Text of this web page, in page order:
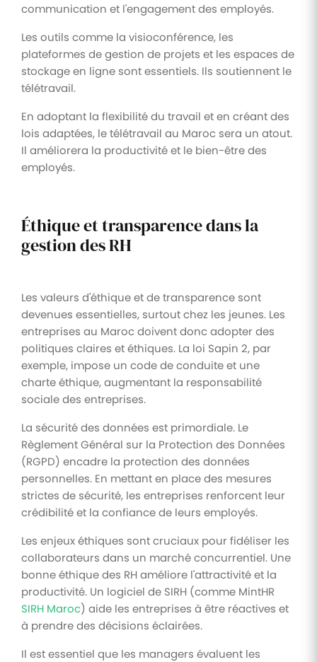
communication et l'engagement des employés.
Les outils comme la visioconférence, les
plateformes de gestion de projets et les espaces de
stockage en ligne sont essentiels. Ils soutiennent le
télétravail.
En adoptant la flexibilité du travail et en créant des
lois adaptées, le télétravail au Maroc sera un atout.
Il améliorera la productivité et le bien-être des
employés.
Éthique et transparence dans la
gestion des RH
Les valeurs d'éthique et de transparence sont
devenues essentielles, surtout chez les jeunes. Les
entreprises au Maroc doivent donc adopter des
politiques claires et éthiques. La loi Sapin 2, par
exemple, impose un code de conduite et une
charte éthique, augmentant la responsabilité
sociale des entreprises.
La sécurité des données est primordiale. Le
Règlement Général sur la Protection des Données
(RGPD) encadre la protection des données
personnelles. En mettant en place des mesures
strictes de sécurité, les entreprises renforcent leur
crédibilité et la confiance de leurs employés.
Les enjeux éthiques sont cruciaux pour fidéliser les
collaborateurs dans un marché concurrentiel. Une
bonne éthique des RH améliore l'attractivité et la
productivité. Un logiciel de SIRH (comme MintHR
SIRH Maroc) aide les entreprises à être réactives et
à prendre des décisions éclairées.
Il est essentiel que les managers évaluent les